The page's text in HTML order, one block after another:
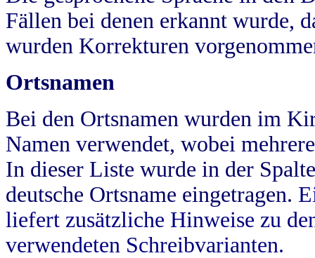
Fällen bei denen erkannt wurde,
wurden Korrekturen
Ortsnamen
Bei den Ortsnamen wurden im
Namen verwendet, wobei
In dieser Liste wurde in der
deutsche Ortsname eingetragen.
liefert zusätzliche Hinweise zu
verwendeten Schreibvarianten.